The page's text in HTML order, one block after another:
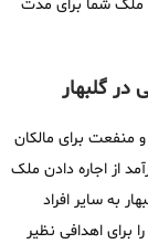
ملک شما برای مدت
گلبهار
منفعت برای مالکان
از اجاره دادن ملک
به سایر افراد
برای اهدافی نظیر